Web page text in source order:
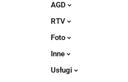
AGD
RTV
Foto
Inne
Usługi